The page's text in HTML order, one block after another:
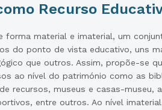
Recurso
forma material e imaterial, um
do ponto de vista educativo, uns
que outros. Assim, propõe-se
ao nível do património como as
recursos, museus e casas-museu,
entre outros. Ao nível